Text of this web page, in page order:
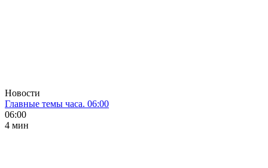
Новости
Главные темы часа. 06:00
06:00
4 мин